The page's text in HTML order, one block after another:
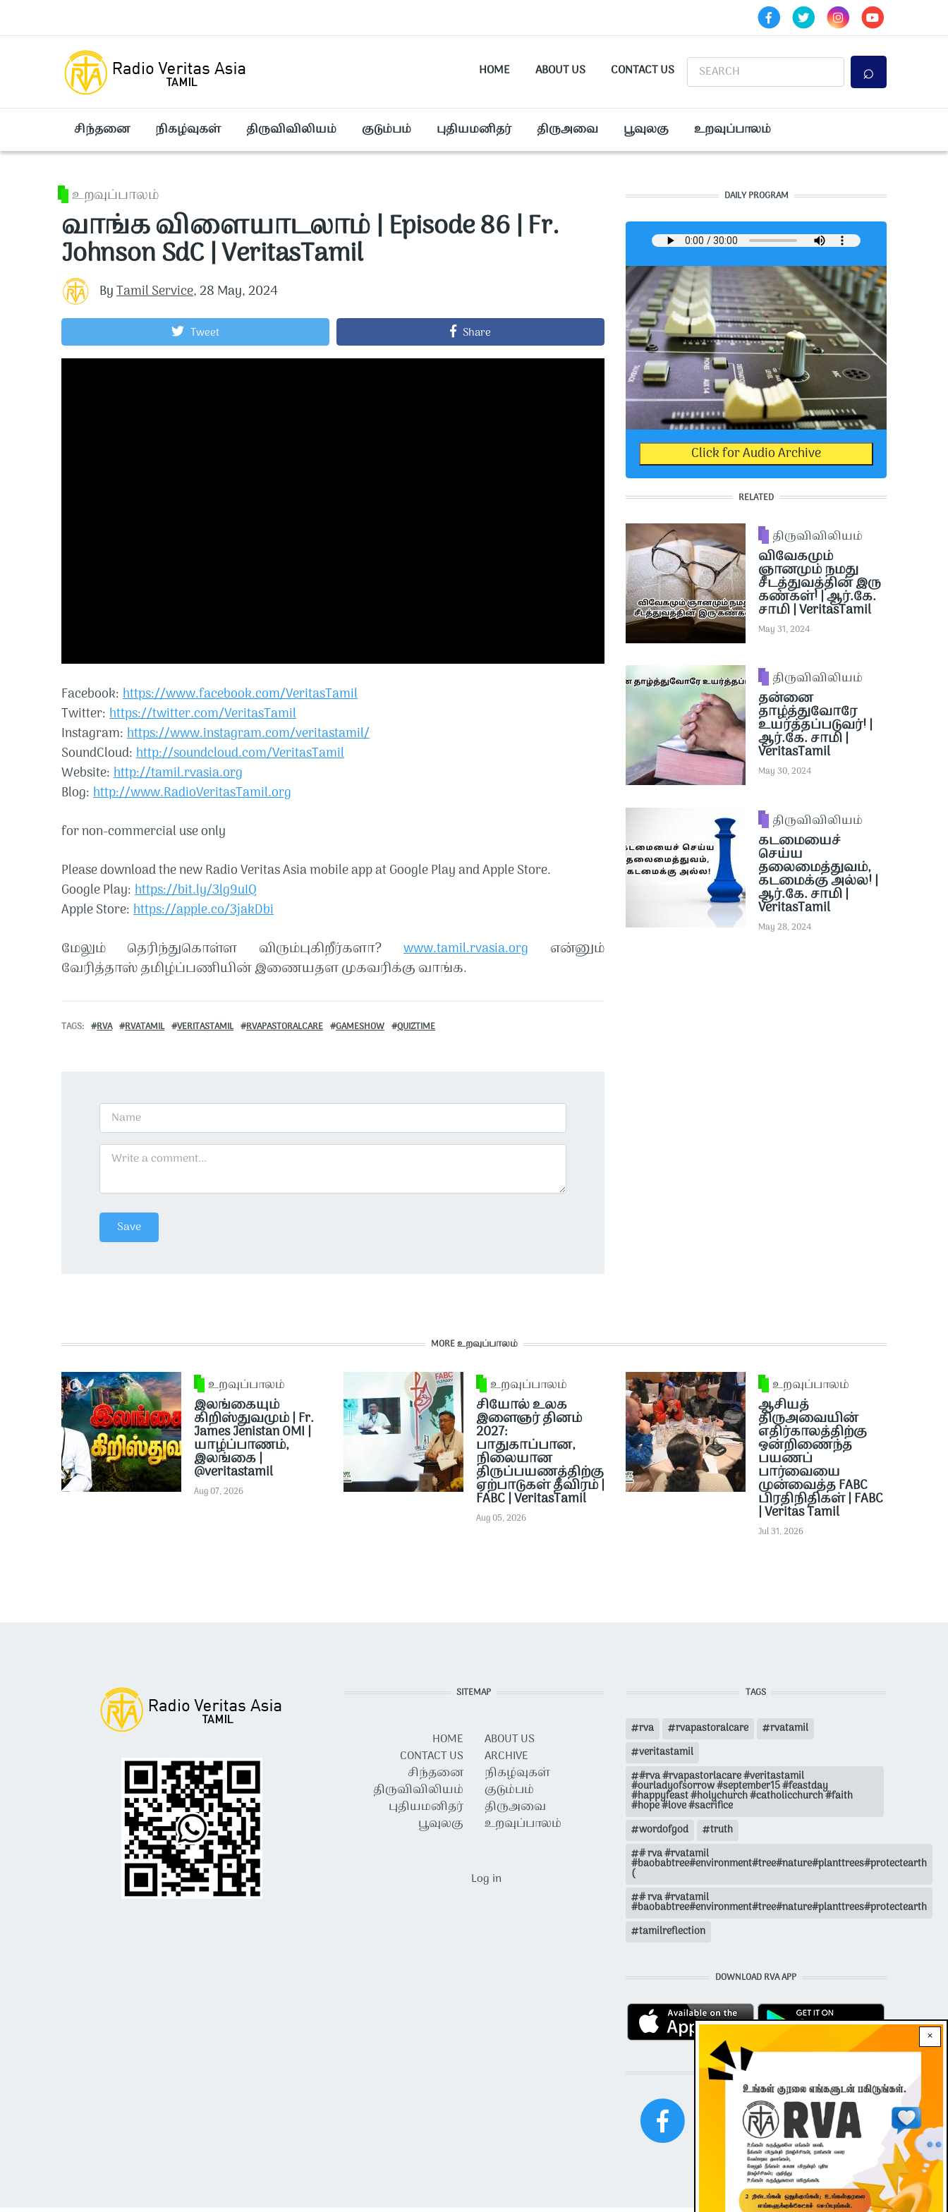
HOME ABOUT US CONTACT US Search
சிந்தனை நிகழ்வுகள் திருவிவிலியம் குடும்பம் புதியமனிதர் திருஅவை பூவுலகு உறவுப்பாலம்
உறவுப்பாலம்
வாங்க விளையாடலாம் | Episode 86 | Fr.
Johnson SdC | VeritasTamil
ByTamil Service,28 May, 2024
Tweet Share
Facebook: https://www.facebook.com/VeritasTamil
Twitter: https://twitter.com/VeritasTamil
Instagram: https://www.instagram.com/veritastamil/
SoundCloud: http://soundcloud.com/VeritasTamil
Website: http://tamil.rvasia.org
Blog: http://www.RadioVeritasTamil.org
for non-commercial use only
Please download the new Radio Veritas Asia mobile app at Google Play and Apple Store.
Google Play: https://bit.ly/3lg9uIQ
Apple Store: https://apple.co/3jakDbi
மேலும் தெரிந்துகொள்ள விரும்புகிறீர்களா? www.tamil.rvasia.org என்னும்
வேரித்தாஸ் தமிழ்ப்பணியின் இணையதள முகவரிக்கு வாங்க.
TAGS RVA RVATAMIL VERITASTAMIL RVAPASTORALCARE GAMESHOW QUIZTIME
DAILY PROGRAM
Click for Audio Archive
RELATED
திருவிவிலியம்
விவேகமும்
ஞானமும் நமது
சீடத்துவத்தின் இரு
கண்கள்! | ஆர்.கே.
சாமி | VeritasTamil
May 31, 2024
திருவிவிலியம்
தன்னை
தாழ்த்துவோரே
உயர்த்தப்படுவர்! |
ஆர்.கே. சாமி |
VeritasTamil
May 30, 2024
திருவிவிலியம்
கடமையைச்
செய்ய
தலைமைத்துவம்,
கடமைக்கு அல்ல! |
ஆர்.கே. சாமி |
VeritasTamil
May 28, 2024
MORE உறவுப்பாலம்
உறவுப்பாலம்
இலங்கையும்
கிறிஸ்துவமும் | Fr.
James Jenistan OMI |
யாழ்ப்பாணம்,
இலங்கை |
@veritastamil ​
Aug 07, 2026
உறவுப்பாலம்
சியோல் உலக
இளைஞர் தினம்
2027:
பாதுகாப்பான,
நிலையான
திருப்பயணத்திற்கு
ஏற்பாடுகள் தீவிரம் |
FABC | VeritasTamil
Aug 05, 2026
உறவுப்பாலம்
ஆசியத்
திருஅவையின்
எதிர்காலத்திற்கு
ஒன்றிணைந்த
பயணப்
பார்வையை
முன்வைத்த FABC
பிரதிநிதிகள் | FABC
| Veritas Tamil
Jul 31, 2026
×
SITEMAP
HOME
CONTACT US
சிந்தனை
திருவிவிலியம்
புதியமனிதர்
பூவுலகு
ABOUT US
ARCHIVE
நிகழ்வுகள்
குடும்பம்
திருஅவை
உறவுப்பாலம்
Log in
TAGS
rva rvapastoralcare
rvatamil
veritastamil
#rva #rvapastorlacare #veritastamil
#ourladyofsorrow #september15 #feastday
#happyfeast #holychurch #catholicchurch #faith
#hope #love #sacrifice
wordofgod
truth
# rva #rvatamil
#baobabtree#environment#tree#nature#planttrees#protectearth
(
# rva #rvatamil
#baobabtree#environment#tree#nature#planttrees#protectearth
tamilreflection
DOWNLOAD RVA APP
STAY CONNECTED WITH US!